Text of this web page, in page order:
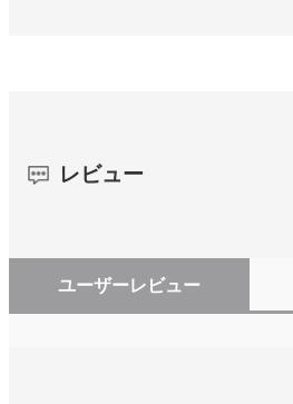
レビュー
ユーザーレビュー